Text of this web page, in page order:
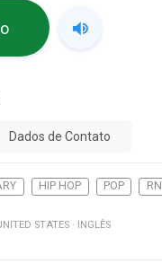
Dados de Contato
HIP HOP POP
STATES · INGLÊS